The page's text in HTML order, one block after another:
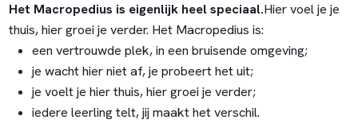
Het Macropedius is eigenlijk heel speciaal.Hier voel je je
thuis, hier groei je verder. Het Macropedius is:
een vertrouwde plek, in een bruisende omgeving;
je wacht hier niet af, je probeert het uit;
je voelt je hier thuis, hier groei je verder;
iedere leerling telt, jij maakt het verschil.